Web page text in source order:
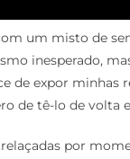
um misto de
inesperado,
de expor
de tê-lo de volta
por